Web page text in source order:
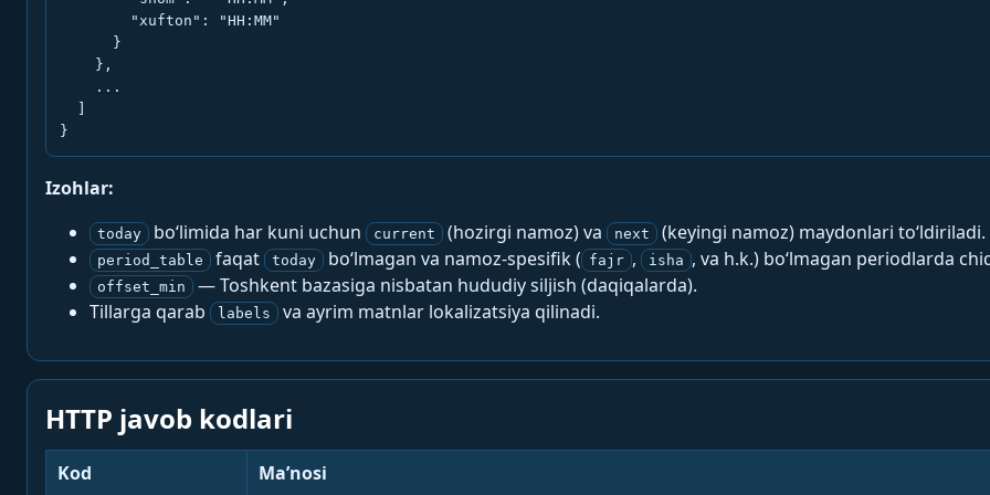
        "xufton": "HH:MM"
      }
    },
    ...
}
Izohlar:
today bo‘limida har kuni uchun current (hozirgi namoz) va next (keyingi namoz) maydonlari to‘ldiriladi.
period_table faqat today bo‘lmagan va namoz-spesifik ( fajr , isha , va h.k.) bo‘lmagan periodlarda
offset_min
— Toshkent bazasiga nisbatan hududiy siljish (daqiqalarda).
Tillarga qarab
labels va ayrim matnlar lokalizatsiya qilinadi.
HTTP javob kodlari
Kod Ma’nosi